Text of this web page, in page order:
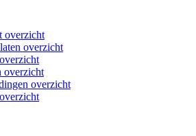
overzicht
overzicht
overzicht
overzicht